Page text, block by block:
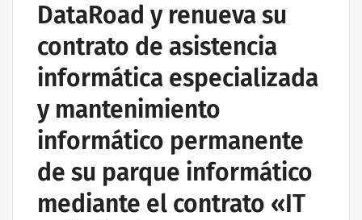
DataRoad y renueva su
contrato de asistencia
informática especializada
y mantenimiento
informático permanente
de su parque informático
mediante el contrato «IT